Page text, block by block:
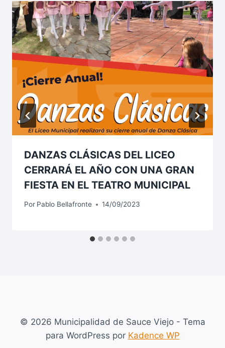
DANZAS CLÁSICAS DEL LICEO
CERRARÁ EL AÑO CON UNA GRAN
FIESTA EN EL TEATRO MUNICIPAL
Por Pablo Bellafronte 14/09/2023
© 2026 Municipalidad de Sauce Viejo - Tema
para WordPress por Kadence WP